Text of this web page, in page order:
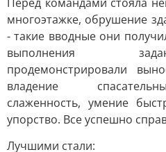
многоэтажке, обрушение
- такие вводные они
выполнения
продемонстрировали
владение
слаженность, умение
упорство. Все успешно
Лучшими стали: